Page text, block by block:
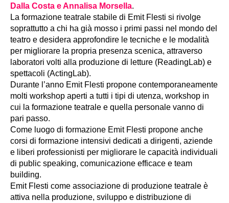
Dalla Costa e Annalisa Morsella.
La formazione teatrale stabile di Emit Flesti si rivolge
soprattutto a chi ha già mosso i primi passi nel mondo del
teatro e desidera approfondire le tecniche e le modalità
per migliorare la propria presenza scenica, attraverso
laboratori volti alla produzione di letture (ReadingLab) e
spettacoli (ActingLab).
Durante l’anno Emit Flesti propone contemporaneamente
molti workshop aperti a tutti i tipi di utenza, workshop in
cui la formazione teatrale e quella personale vanno di
pari passo.
Come luogo di formazione Emit Flesti propone anche
corsi di formazione intensivi dedicati a dirigenti, aziende
e liberi professionisti per migliorare le capacità individuali
di public speaking, comunicazione efficace e team
building.
Emit Flesti come associazione di produzione teatrale è
attiva nella produzione, sviluppo e distribuzione di